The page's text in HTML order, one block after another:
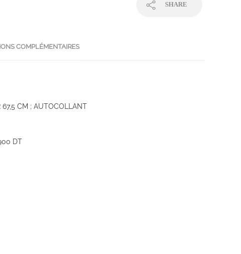
SHARE
COMPLÉMENTAIRES
67,5 CM ; AUTOCOLLANT
DT